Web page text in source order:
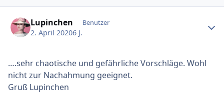
Lupinchen Benutzer
2. April 20206 J.
….sehr chaotische und gefährliche Vorschläge. Wohl
nicht zur Nachahmung geeignet.
Gruß Lupinchen